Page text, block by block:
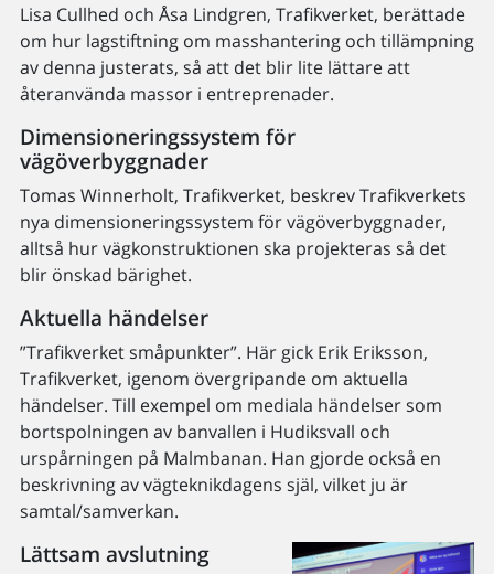
Lisa Cullhed och Åsa Lindgren, Trafikverket, berättade
om hur lagstiftning om masshantering och tillämpning
av denna justerats, så att det blir lite lättare att
återanvända massor i entreprenader.
Dimensioneringssystem för
vägöverbyggnader
Tomas Winnerholt, Trafikverket, beskrev Trafikverkets
nya dimensioneringssystem för vägöverbyggnader,
alltså hur vägkonstruktionen ska projekteras så det
blir önskad bärighet.
Aktuella händelser
”Trafikverket småpunkter”. Här gick Erik Eriksson,
Trafikverket, igenom övergripande om aktuella
händelser. Till exempel om mediala händelser som
bortspolningen av banvallen i Hudiksvall och
urspårningen på Malmbanan. Han gjorde också en
beskrivning av vägteknikdagens själ, vilket ju är
samtal/samverkan.
Lättsam avslutning